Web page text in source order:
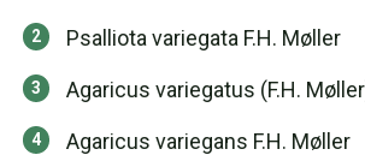
Psalliota variegata F.H. Møller
Agaricus variegatus (F.H.
Agaricus variegans F.H. Møller